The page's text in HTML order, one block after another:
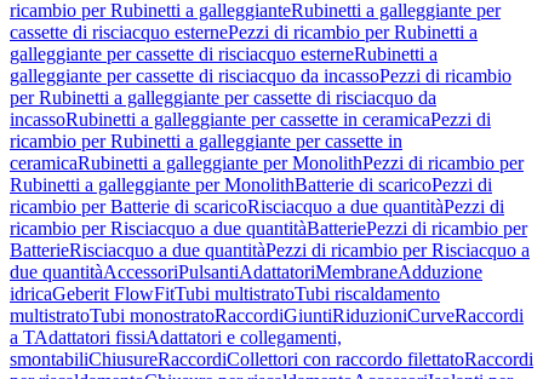
ricambio per Rubinetti a galleggianteRubinetti a galleggiante per
cassette di risciacquo esternePezzi di ricambio per Rubinetti a
galleggiante per cassette di risciacquo esterneRubinetti a
galleggiante per cassette di risciacquo da incassoPezzi di ricambio
per Rubinetti a galleggiante per cassette di risciacquo da
incassoRubinetti a galleggiante per cassette in ceramicaPezzi di
ricambio per Rubinetti a galleggiante per cassette in
ceramicaRubinetti a galleggiante per MonolithPezzi di ricambio per
Rubinetti a galleggiante per MonolithBatterie di scaricoPezzi di
ricambio per Batterie di scaricoRisciacquo a due quantitàPezzi di
ricambio per Risciacquo a due quantitàBatteriePezzi di ricambio per
BatterieRisciacquo a due quantitàPezzi di ricambio per Risciacquo a
due quantitàAccessoriPulsantiAdattatoriMembraneAdduzione
idricaGeberit FlowFitTubi multistratoTubi riscaldamento
multistratoTubi monostratoRaccordiGiuntiRiduzioniCurveRaccordi
a TAdattatori fissiAdattatori e collegamenti,
smontabiliChiusureRaccordiCollettori con raccordo filettatoRaccordi